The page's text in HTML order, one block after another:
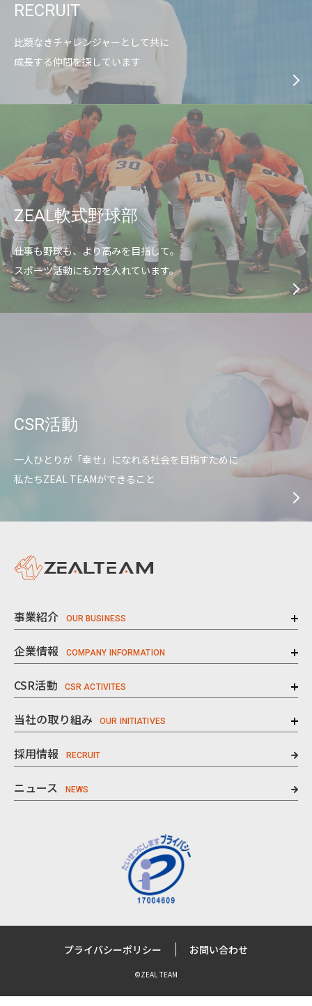
RECRUIT
比類なきチャレンジャーとして共に
成長する仲間を探しています
ZEAL軟式野球部
仕事も野球も、より高みを目指して。
スポーツ活動にも力を入れています。
CSR活動
一人ひとりが「幸せ」になれる社会を目指すために
私たちZEAL TEAMができること
事業紹介
企業情報
CSR活動
当社の取り組み
採用情報
ニュース
プライバシーポリシー お問い合わせ
©ZEAL TEAM